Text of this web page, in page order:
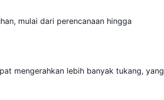
mulai dari perencanaan hingga
mengerahkan lebih banyak tukang, yang